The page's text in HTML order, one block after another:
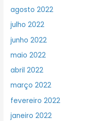
agosto 2022
julho 2022
junho 2022
maio 2022
abril 2022
março 2022
fevereiro 2022
janeiro 2022